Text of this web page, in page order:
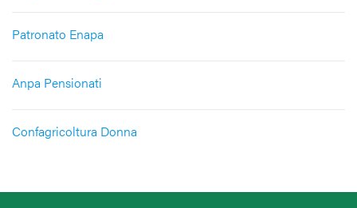
Patronato Enapa
Anpa Pensionati
Confagricoltura Donna